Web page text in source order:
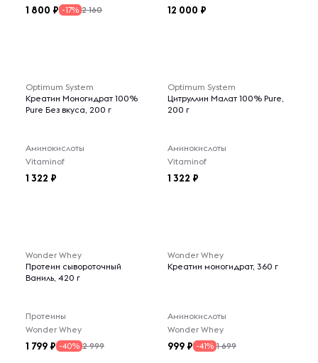
1 800 -17% 2 160 12 000
Optimum System
Креатин Моногидрат 100%
Pure Без вкуса, 200 г
Аминокислоты
Vitaminof
1 322
Optimum System
Цитруллин Малат 100% Pure,
200 г
Аминокислоты
Vitaminof
1 322
Wonder Whey
Протеин сывороточный
Ваниль, 420 г
Протеины
Wonder Whey
1 799 -40% 2 999
Wonder Whey
Креатин моногидрат, 360 г
Аминокислоты
Wonder Whey
999 -41% 1 699